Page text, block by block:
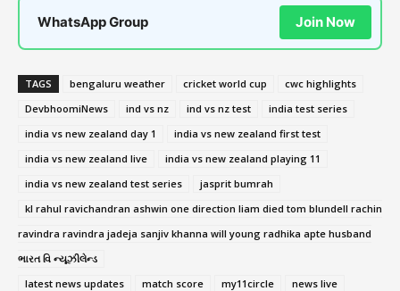
WhatsApp Group Join Now
TAGS bengaluru weather cricket world cup
cwc highlights
DevbhoomiNews
ind vs nz ind vs nz test
india test series
india vs new zealand day 1
india vs new zealand first test
india vs new zealand live
india vs new zealand playing 11
india vs new zealand test series
jasprit bumrah
kl rahul ravichandran ashwin one direction liam died tom blundell rachin
ravindra ravindra jadeja sanjiv khanna will young radhika apte husband
ભારત વિ ન્યૂઝીલેન્ડ
latest news updates
match score my11circle
news live